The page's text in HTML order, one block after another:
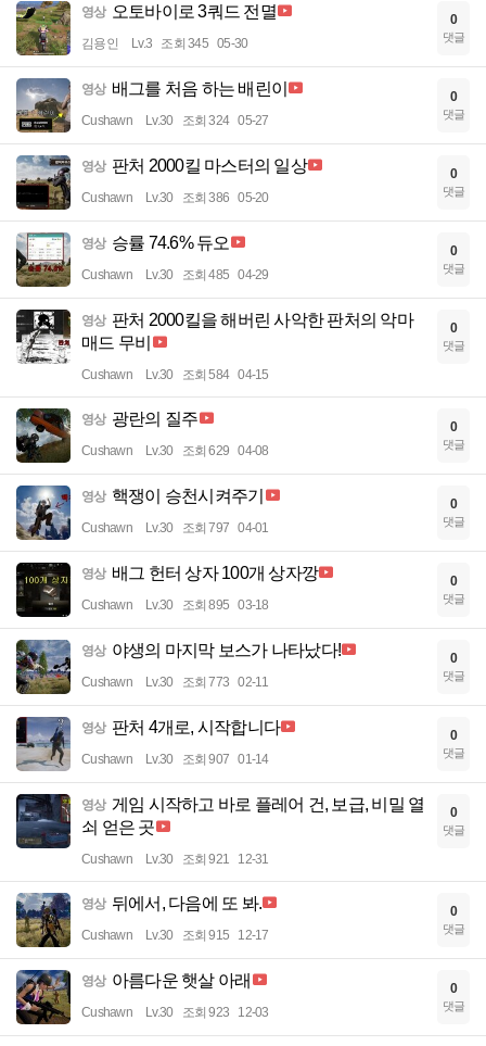
영상 오토바이로 3쿼드 전멸
김용인 Lv.3 조회 345 05-30
0
댓글
영상 배그를 처음 하는 배린이
Cushawn Lv.30 조회 324 05-27
0
댓글
영상 판처 2000킬 마스터의 일상
Cushawn Lv.30 조회 386 05-20
0
댓글
영상 승률 74.6% 듀오
Cushawn Lv.30 조회 485 04-29
0
댓글
영상 판처 2000킬을 해버린 사악한 판처의 악마
매드 무비
Cushawn Lv.30 조회 584 04-15
0
댓글
영상 광란의 질주
Cushawn Lv.30 조회 629 04-08
0
댓글
영상 핵쟁이 승천시켜주기
Cushawn Lv.30 조회 797 04-01
0
댓글
영상 배그 헌터 상자 100개 상자깡
Cushawn Lv.30 조회 895 03-18
0
댓글
영상 야생의 마지막 보스가 나타났다!
Cushawn Lv.30 조회 773 02-11
0
댓글
영상 판처 4개로, 시작합니다
Cushawn Lv.30 조회 907 01-14
0
댓글
영상 게임 시작하고 바로 플레어 건, 보급, 비밀 열
쇠 얻은 곳
Cushawn Lv.30 조회 921 12-31
0
댓글
영상 뒤에서, 다음에 또 봐.
Cushawn Lv.30 조회 915 12-17
0
댓글
영상 아름다운 햇살 아래
Cushawn Lv.30 조회 923 12-03
0
댓글